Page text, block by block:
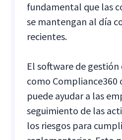
fundamental que las
se mantengan al día
recientes.
El software de
como Compliance360
puede ayudar a las
seguimiento de las
los riesgos para